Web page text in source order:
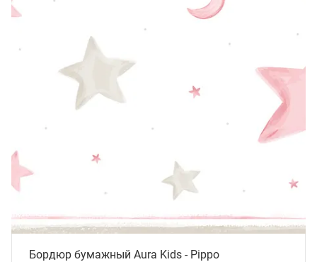
Бордюр бумажный Aura Kids - Pippo